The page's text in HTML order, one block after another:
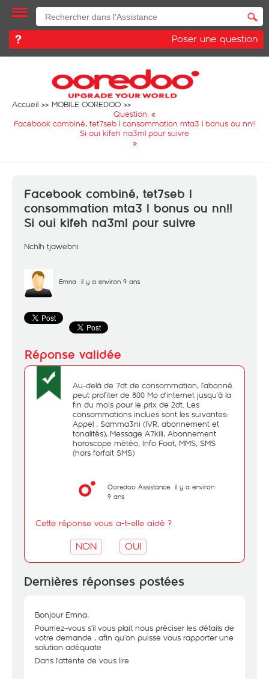
Poser une question
Accueil
MOBILE OOREDOO
Question: «
Facebook combiné, tet7seb l consommation mta3 l bonus ou nn!!
Si oui kifeh na3ml pour suivre
»
Facebook combiné, tet7seb l
consommation mta3 l bonus ou nn!!
Si oui kifeh na3ml pour suivre
Nchlh tjawebni
Emna il y a environ 9 ans
Au-delà de 7dt de consommation, l’abonné
peut profiter de 800 Mo d’internet jusqu’à la
fin du mois pour le prix de 2dt. Les
consommations inclues sont les suivantes:
Appel , Samma3ni (IVR, abonnement et
tonalités), Message A7kili, Abonnement
horoscope météo, Info Foot, MMS, SMS
(hors forfait SMS)
Ooredoo Assistance il y a environ
9 ans
Cette réponse vous a-t-elle aidé ?
NON OUI
Dernières réponses postées
Bonjour Emna,
Pourriez–vous s’il vous plait nous préciser les détails de
votre demande , afin qu’on puisse vous rapporter une
solution adéquate
Dans l'attente de vous lire